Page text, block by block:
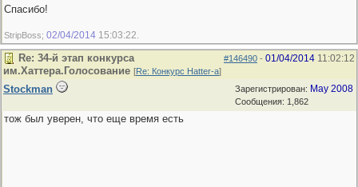
Спасибо!
StripBoss; 02/04/2014 15:03:22
#146490 - 01/04/2014 11:02:12
Re: 34-й этап конкурса
им.Хаттера.Голосование [Re: Конкурс Hatter-a]
Зарегистрирован: May 2008
Сообщения: 1,862
Stockman
тож был уверен, что еще время есть